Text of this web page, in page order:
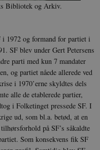
Bibliotek og Arkiv.
1972 og formand for partiet i
SF blev under Gert Petersens
parti med kun 7 mandater
og partiet nåede allerede ved
i 1970’erne skyldtes dels
alle de etablerede partier,
i Folketinget pressede SF. I
ud, som bl.a. betød, at en
på SF’s såkaldte
Som konsekvens fik SF